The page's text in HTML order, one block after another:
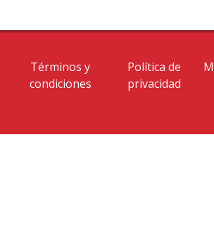
Términos y
condiciones
Política de
privacidad